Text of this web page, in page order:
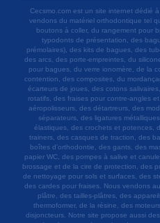
Cecsmo.com est un site internet dédié
vendons du matériel orthodontique tel
boutons à coller, du rangement pour
typodonts de présentation, des
prémolaires), des kits de bagues, des
des arcs, des porte-empreintes, du
pour bagues, du verre ionomère, de la
contention, des composites, du
écarteurs de joues, des cotons
rotatifs, des fraises pour contre-angles
aéropolisseurs, des détartreurs, des
séparateurs, des ligatures
élastiques, des crochets et potences,
trainers, des casques de traction, des
boîtes d'orthodontie, des gants, des
papier WC, des pompes à salive et
brossage et de la cire de protection, des
de nettoyage pour sols et surfaces, des
des cardes pour fraises. Nous vendons
plâtre, des tailles-plâtres, des
thermoformer, de la résine, des
disjoncteurs. Notre site propose aussi